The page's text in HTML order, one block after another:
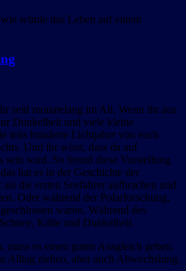
seid monatelang im All. Wenn ihr aus
Dunkelheit und viele kleine
teils hunderte Lichtjahre von euch
Und ihr wisst, dass da auf
sein wird. So fremd diese Vorstellung
hat es in der Geschichte der
die ersten Seefahrer aufbrachen und
Oder während der Polarforschung,
waren. Während des
Kälte und Dunkelheit.
muss es einen guten Ausgleich geben.
Alltag ziehen, aber auch Abwechslung.